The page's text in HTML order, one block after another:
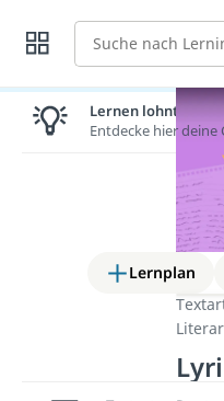
Suche
Lernplan
Lernen lohnt sich!
Entdecke hier deine